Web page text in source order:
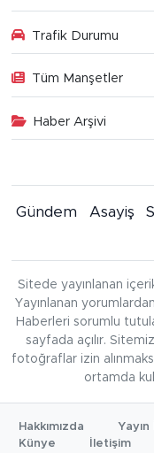
Trafik Durumu
Tüm Manşetler
Haber Arşivi
Gündem Asayiş
Sitede yayınlanan
Yayınlanan
Haberleri sorumlu
sayfada açılır.
fotoğraflar izin
ortamda
Hakkımızda
Künye
İletişim